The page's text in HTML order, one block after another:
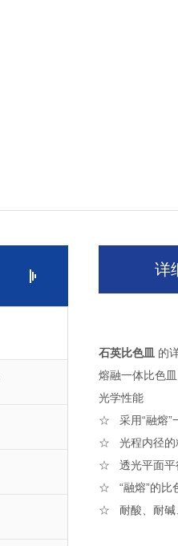
详
石英比色皿 的
熔融一体比色
光学性能
☆ 采用“融熔”
☆ 光程内径的
☆ 透光平面平
☆ “融熔”的比
☆ 耐酸、耐碱